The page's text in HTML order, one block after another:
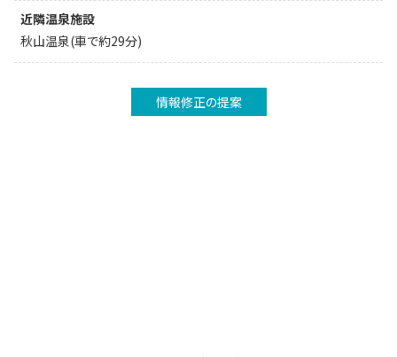
近隣温泉施設
秋山温泉(車で約29分)
情報修正の提案